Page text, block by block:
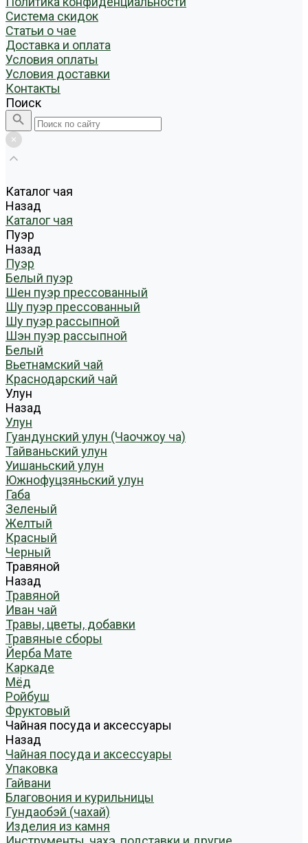
Система скидок
Статьи о чае
Доставка и оплата
Условия оплаты
Условия доставки
Контакты
Поиск
Каталог чая
Назад
Каталог чая
Пуэр
Назад
Пуэр
Белый пуэр
Шен пуэр прессованный
Шу пуэр прессованный
Шу пуэр рассыпной
Шэн пуэр рассыпной
Белый
Вьетнамский чай
Краснодарский чай
Улун
Назад
Улун
Гуандунский улун (Чаочжоу ча)
Тайваньский улун
Уишаньский улун
Южнофуцзяньский улун
Габа
Зеленый
Желтый
Красный
Черный
Травяной
Назад
Травяной
Иван чай
Травы, цветы, добавки
Травяные сборы
Йерба Мате
Каркаде
Мёд
Ройбуш
Фруктовый
Чайная посуда и аксессуары
Назад
Чайная посуда и аксессуары
Упаковка
Гайвани
Благовония и курильницы
Гундаобэй (чахай)
Изделия из камня